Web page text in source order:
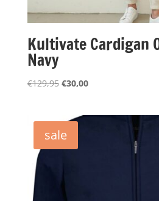
Kultivate Cardigan
Navy
€129,95 Oorspronkelijke
€129,95.
€30,00Huidige
sale